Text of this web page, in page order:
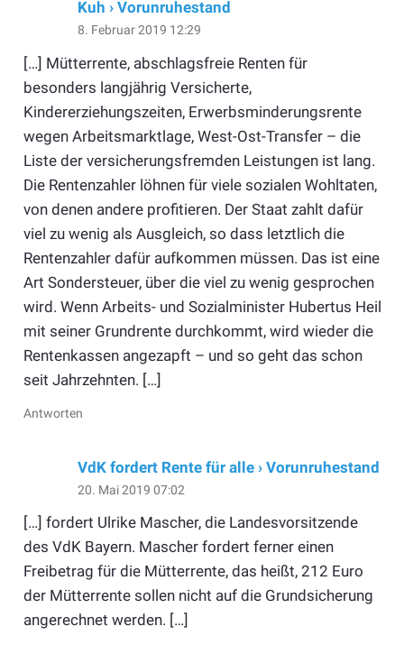
Kuh › Vorunruhestand
8. Februar 2019 12:29
[…] Mütterrente, abschlagsfreie Renten für
besonders langjährig Versicherte,
Kindererziehungszeiten, Erwerbsminderungsrente
wegen Arbeitsmarktlage, West-Ost-Transfer – die
Liste der versicherungsfremden Leistungen ist lang.
Die Rentenzahler löhnen für viele sozialen Wohltaten,
von denen andere profitieren. Der Staat zahlt dafür
viel zu wenig als Ausgleich, so dass letztlich die
Rentenzahler dafür aufkommen müssen. Das ist eine
Art Sondersteuer, über die viel zu wenig gesprochen
wird. Wenn Arbeits- und Sozialminister Hubertus Heil
mit seiner Grundrente durchkommt, wird wieder die
Rentenkassen angezapft – und so geht das schon
seit Jahrzehnten. […]
Antworten
VdK fordert Rente für alle › Vorunruhestand
20. Mai 2019 07:02
[…] fordert Ulrike Mascher, die Landesvorsitzende
des VdK Bayern. Mascher fordert ferner einen
Freibetrag für die Mütterrente, das heißt, 212 Euro
der Mütterrente sollen nicht auf die Grundsicherung
angerechnet werden. […]